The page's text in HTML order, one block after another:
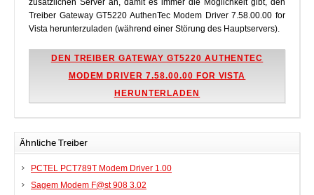
zusätzlichen Server an, damit es immer die Möglichkeit gibt, den
Treiber Gateway GT5220 AuthenTec Modem Driver 7.58.00.00 for
Vista herunterzuladen (während einer Störung des Hauptservers).
DEN TREIBER GATEWAY GT5220 AUTHENTEC
MODEM DRIVER 7.58.00.00 FOR VISTA
HERUNTERLADEN
Ähnliche Treiber
PCTEL PCT789T Modem Driver 1.00
Sagem Modem F@st 908 3.02